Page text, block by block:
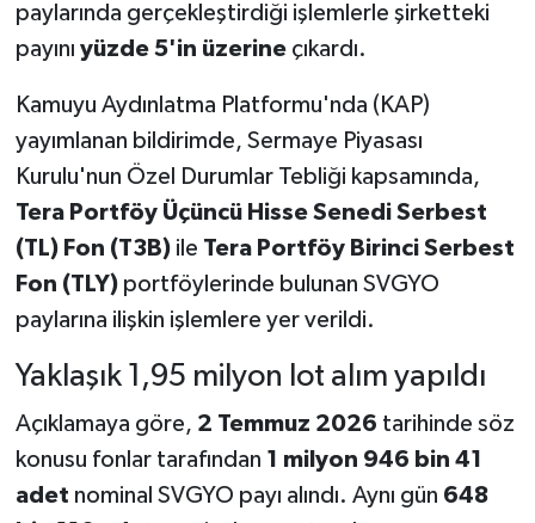
paylarında gerçekleştirdiği işlemlerle şirketteki
payını yüzde 5'in üzerineçıkardı.
Kamuyu Aydınlatma Platformu'nda (KAP)
yayımlanan bildirimde, Sermaye Piyasası
Kurulu'nun Özel Durumlar Tebliği kapsamında,
Tera Portföy Üçüncü Hisse Senedi Serbest
(TL) Fon (T3B)ile Tera Portföy Birinci Serbest
Fon (TLY)portföylerinde bulunan SVGYO
paylarına ilişkin işlemlere yer verildi.
Yaklaşık 1,95 milyon lot alım yapıldı
Açıklamaya göre, 2 Temmuz 2026 tarihinde söz
konusu fonlar tarafından 1 milyon 946 bin 41
adet nominal SVGYO payı alındı. Aynı gün 648